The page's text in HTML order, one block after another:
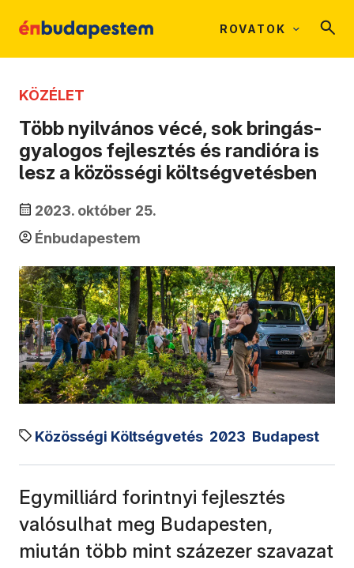
ROVATOK
KÖZÉLET
Több nyilvános vécé, sok bringás-
gyalogos fejlesztés és randióra is
lesz a közösségi költségvetésben
2023. október 25.
Énbudapestem
Közösségi Költségvetés 2023 Budapest
Egymilliárd forintnyi fejlesztés
valósulhat meg Budapesten,
miután több mint százezer szavazat